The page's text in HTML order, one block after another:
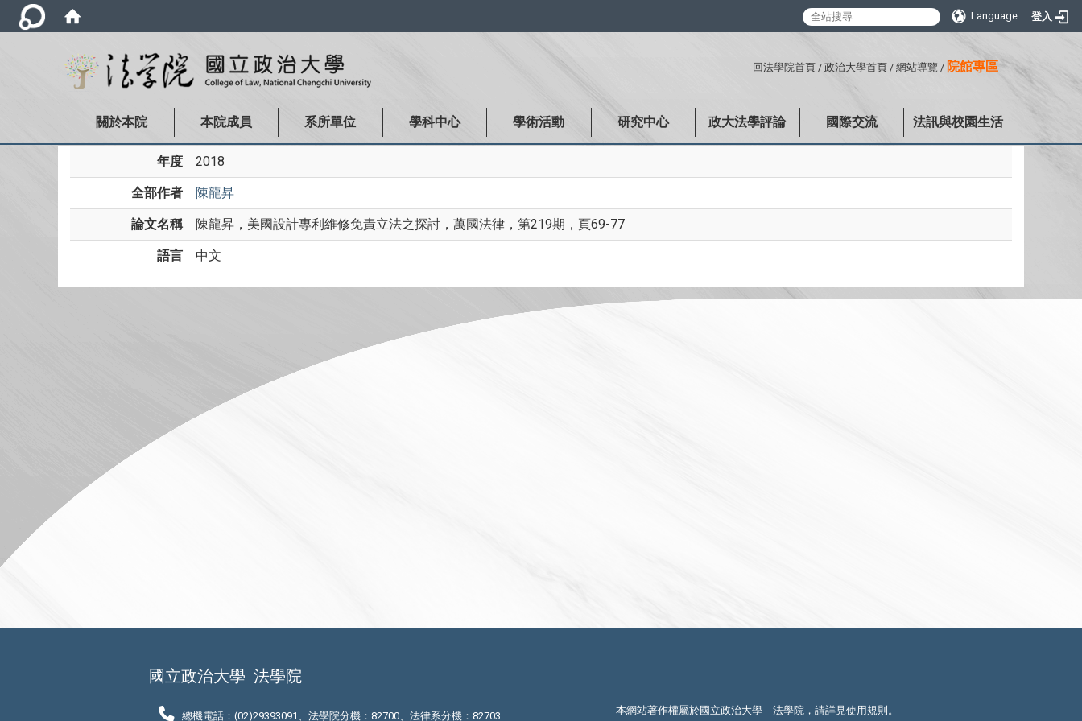
Language 登入
回法學院首頁 / 政治大學首頁 / 網站導覽 / 院館專區
關於本院 本院成員 系所單位 學科中心 學術活動 研究中心 政大法學評論 國際交流 法訊與校園生活
年度 2018
全部作者 陳龍昇
論文名稱 陳龍昇，美國設計專利維修免責立法之探討，萬國法律，第219期，頁69-77
語言 中文
國立政治大學 法學院
總機電話：(02)29393091、法學院分機：82700、法律系分機：82703 本網站著作權屬於國立政治大學 法學院，請詳見使用規則 。